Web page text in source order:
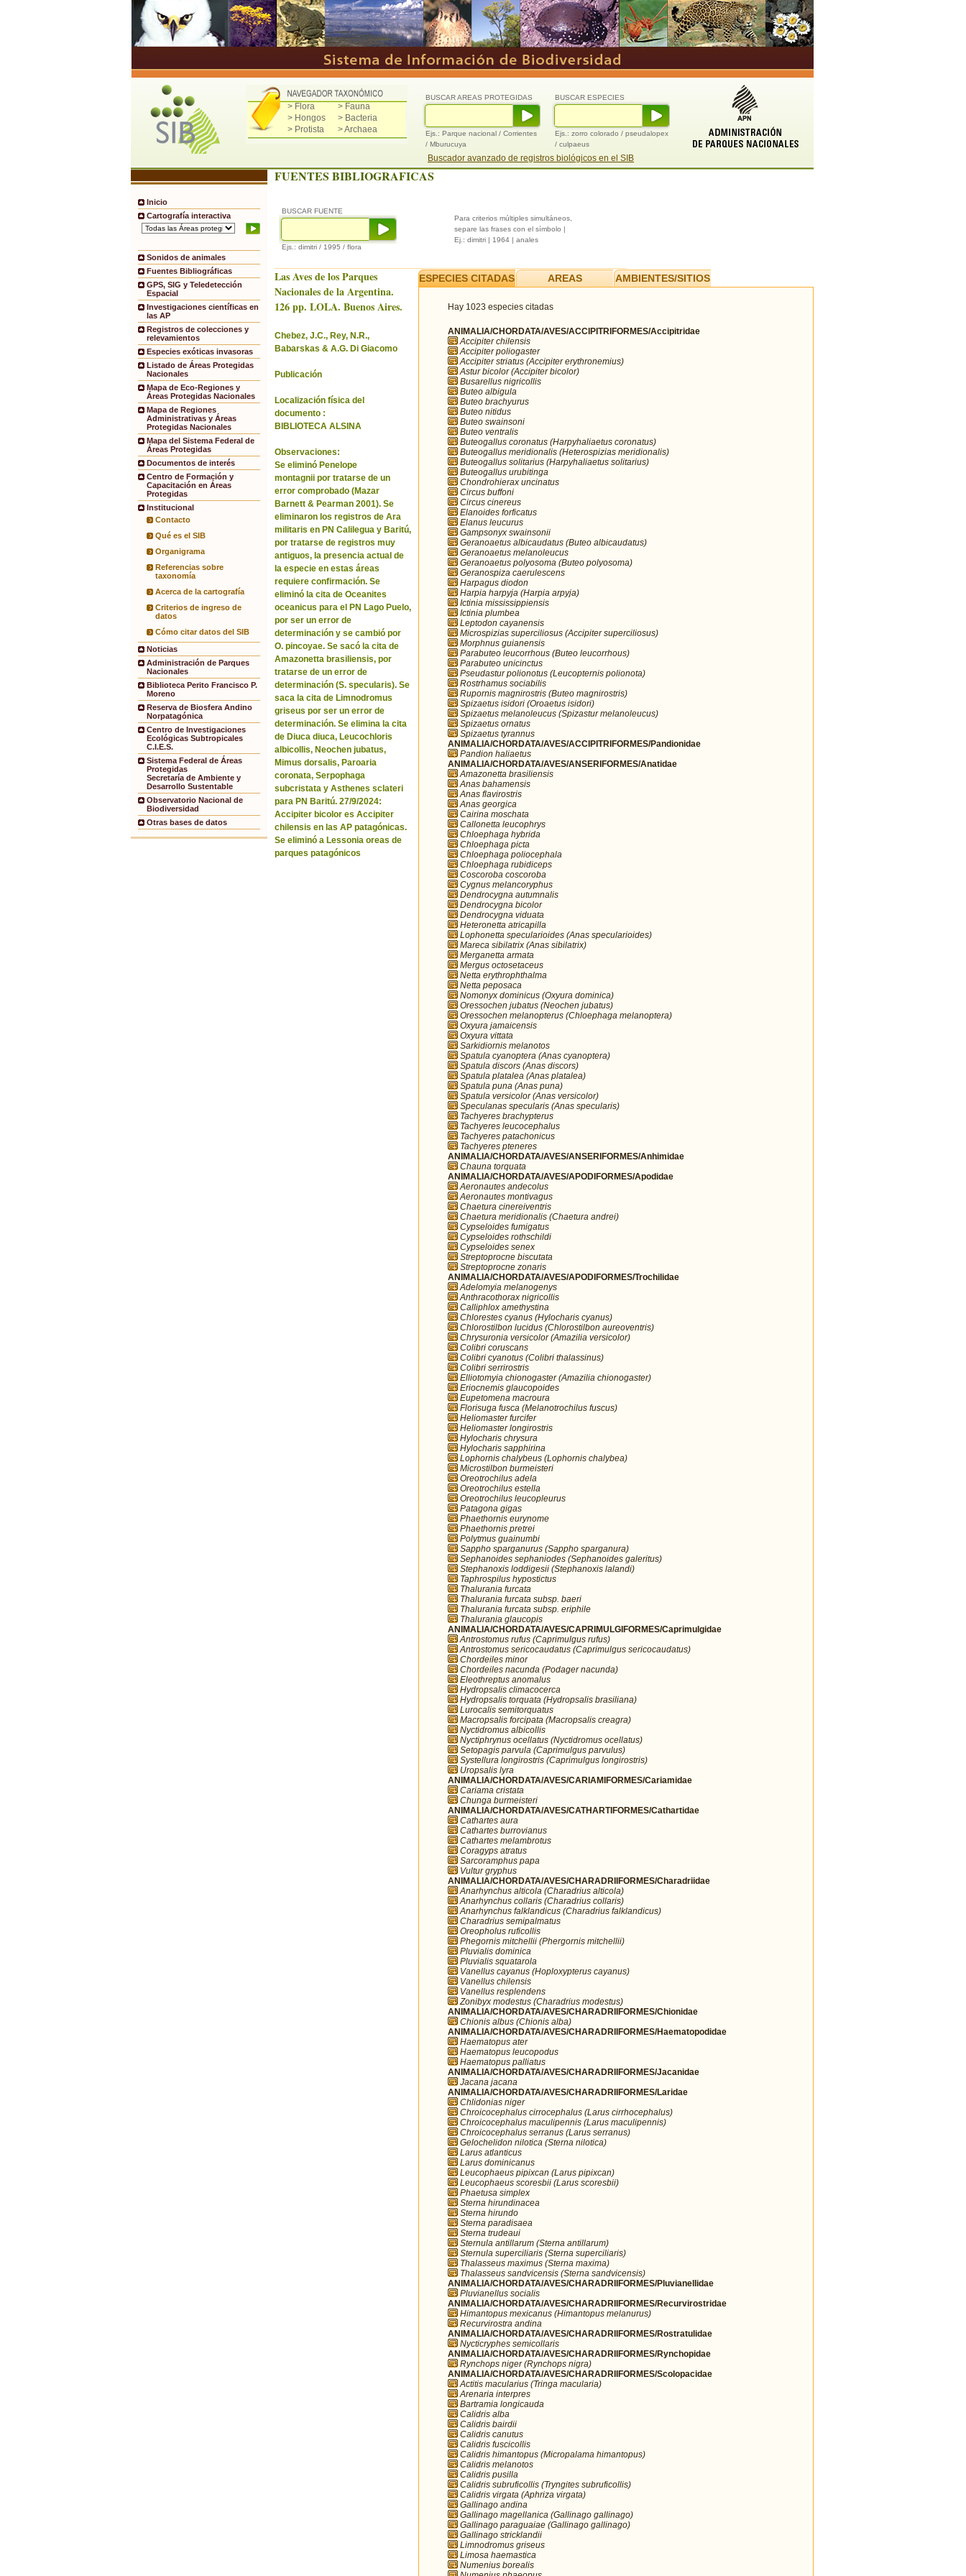
> Flora
> Fauna
> Hongos
> Bacteria
> Protista
> Archaea
BUSCAR ESPECIES
Ejs.: zorro colorado / pseudalopex
/ culpaeus
BUSCAR AREAS PROTEGIDAS
Ejs.: Parque nacional / Corrientes
/ Mburucuya
Buscador avanzado de registros biológicos en el SIB
Inicio
Cartografía interactiva
Sonidos de animales
Fuentes Bibliográficas
GPS, SIG y Teledetección
Espacial
Investigaciones científicas en
las AP
Registros de colecciones y
relevamientos
Especies exóticas invasoras
Listado de Áreas Protegidas
Nacionales
Mapa de Eco-Regiones y
Áreas Protegidas Nacionales
Mapa de Regiones
Administrativas y Áreas
Protegidas Nacionales
Mapa del Sistema Federal de
Áreas Protegidas
Documentos de interés
Centro de Formación y
Capacitación en Áreas
Protegidas
Institucional
Contacto
Qué es el SIB
Organigrama
Referencias sobre
taxonomía
Acerca de la cartografía
Criterios de ingreso de
datos
Cómo citar datos del SIB
Noticias
Administración de Parques
Nacionales
Biblioteca Perito Francisco P.
Moreno
Reserva de Biosfera Andino
Norpatagónica
Centro de Investigaciones
Ecológicas Subtropicales
C.I.E.S.
Sistema Federal de Áreas
Protegidas
Secretaría de Ambiente y
Desarrollo Sustentable
Observatorio Nacional de
Biodiversidad
Otras bases de datos
FUENTES BIBLIOGRAFICAS
BUSCAR FUENTE
Ejs.: dimitri / 1995 / flora
Para criterios múltiples simultáneos,
separe las frases con el símbolo |
Ej.: dimitri | 1964 | anales
Las Aves de los Parques
Nacionales de la Argentina.
126 pp. LOLA. Buenos Aires.
Chebez, J.C., Rey, N.R.,
Babarskas & A.G. Di Giacomo
Publicación
Localización física del
documento :
BIBLIOTECA ALSINA
Observaciones:
Se eliminó Penelope
montagnii por tratarse de un
error comprobado (Mazar
Barnett & Pearman 2001). Se
eliminaron los registros de Ara
militaris en PN Calilegua y Baritú,
por tratarse de registros muy
antiguos, la presencia actual de
la especie en estas áreas
requiere confirmación. Se
eliminó la cita de Oceanites
oceanicus para el PN Lago Puelo,
por ser un error de
determinación y se cambió por
O. pincoyae. Se sacó la cita de
Amazonetta brasiliensis, por
tratarse de un error de
determinación (S. specularis). Se
saca la cita de Limnodromus
griseus por ser un error de
determinación. Se elimina la cita
de Diuca diuca, Leucochloris
albicollis, Neochen jubatus,
Mimus dorsalis, Paroaria
coronata, Serpophaga
subcristata y Asthenes sclateri
para PN Baritú. 27/9/2024:
Accipiter bicolor es Accipiter
chilensis en las AP patagónicas.
Se eliminó a Lessonia oreas de
parques patagónicos
ESPECIES CITADAS AREAS AMBIENTES/SITIOS
Hay 1023 especies citadas
ANIMALIA/CHORDATA/AVES/ACCIPITRIFORMES/Accipitridae
Accipiter chilensis
Accipiter poliogaster
Accipiter striatus (Accipiter erythronemius)
Astur bicolor (Accipiter bicolor)
Busarellus nigricollis
Buteo albigula
Buteo brachyurus
Buteo nitidus
Buteo swainsoni
Buteo ventralis
Buteogallus coronatus (Harpyhaliaetus coronatus)
Buteogallus meridionalis (Heterospizias meridionalis)
Buteogallus solitarius (Harpyhaliaetus solitarius)
Buteogallus urubitinga
Chondrohierax uncinatus
Circus buffoni
Circus cinereus
Elanoides forficatus
Elanus leucurus
Gampsonyx swainsonii
Geranoaetus albicaudatus (Buteo albicaudatus)
Geranoaetus melanoleucus
Geranoaetus polyosoma (Buteo polyosoma)
Geranospiza caerulescens
Harpagus diodon
Harpia harpyja (Harpia arpyja)
Ictinia mississippiensis
Ictinia plumbea
Leptodon cayanensis
Microspizias superciliosus (Accipiter superciliosus)
Morphnus guianensis
Parabuteo leucorrhous (Buteo leucorrhous)
Parabuteo unicinctus
Pseudastur polionotus (Leucopternis polionota)
Rostrhamus sociabilis
Rupornis magnirostris (Buteo magnirostris)
Spizaetus isidori (Oroaetus isidori)
Spizaetus melanoleucus (Spizastur melanoleucus)
Spizaetus ornatus
Spizaetus tyrannus
ANIMALIA/CHORDATA/AVES/ACCIPITRIFORMES/Pandionidae
Pandion haliaetus
ANIMALIA/CHORDATA/AVES/ANSERIFORMES/Anatidae
Amazonetta brasiliensis
Anas bahamensis
Anas flavirostris
Anas georgica
Cairina moschata
Callonetta leucophrys
Chloephaga hybrida
Chloephaga picta
Chloephaga poliocephala
Chloephaga rubidiceps
Coscoroba coscoroba
Cygnus melancoryphus
Dendrocygna autumnalis
Dendrocygna bicolor
Dendrocygna viduata
Heteronetta atricapilla
Lophonetta specularioides (Anas specularioides)
Mareca sibilatrix (Anas sibilatrix)
Merganetta armata
Mergus octosetaceus
Netta erythrophthalma
Netta peposaca
Nomonyx dominicus (Oxyura dominica)
Oressochen jubatus (Neochen jubatus)
Oressochen melanopterus (Chloephaga melanoptera)
Oxyura jamaicensis
Oxyura vittata
Sarkidiornis melanotos
Spatula cyanoptera (Anas cyanoptera)
Spatula discors (Anas discors)
Spatula platalea (Anas platalea)
Spatula puna (Anas puna)
Spatula versicolor (Anas versicolor)
Speculanas specularis (Anas specularis)
Tachyeres brachypterus
Tachyeres leucocephalus
Tachyeres patachonicus
Tachyeres pteneres
ANIMALIA/CHORDATA/AVES/ANSERIFORMES/Anhimidae
Chauna torquata
ANIMALIA/CHORDATA/AVES/APODIFORMES/Apodidae
Aeronautes andecolus
Aeronautes montivagus
Chaetura cinereiventris
Chaetura meridionalis (Chaetura andrei)
Cypseloides fumigatus
Cypseloides rothschildi
Cypseloides senex
Streptoprocne biscutata
Streptoprocne zonaris
ANIMALIA/CHORDATA/AVES/APODIFORMES/Trochilidae
Adelomyia melanogenys
Anthracothorax nigricollis
Calliphlox amethystina
Chlorestes cyanus (Hylocharis cyanus)
Chlorostilbon lucidus (Chlorostilbon aureoventris)
Chrysuronia versicolor (Amazilia versicolor)
Colibri coruscans
Colibri cyanotus (Colibri thalassinus)
Colibri serrirostris
Elliotomyia chionogaster (Amazilia chionogaster)
Eriocnemis glaucopoides
Eupetomena macroura
Florisuga fusca (Melanotrochilus fuscus)
Heliomaster furcifer
Heliomaster longirostris
Hylocharis chrysura
Hylocharis sapphirina
Lophornis chalybeus (Lophornis chalybea)
Microstilbon burmeisteri
Oreotrochilus adela
Oreotrochilus estella
Oreotrochilus leucopleurus
Patagona gigas
Phaethornis eurynome
Phaethornis pretrei
Polytmus guainumbi
Sappho sparganurus (Sappho sparganura)
Sephanoides sephaniodes (Sephanoides galeritus)
Stephanoxis loddigesii (Stephanoxis lalandi)
Taphrospilus hypostictus
Thalurania furcata
Thalurania furcata subsp. baeri
Thalurania furcata subsp. eriphile
Thalurania glaucopis
ANIMALIA/CHORDATA/AVES/CAPRIMULGIFORMES/Caprimulgidae
Antrostomus rufus (Caprimulgus rufus)
Antrostomus sericocaudatus (Caprimulgus sericocaudatus)
Chordeiles minor
Chordeiles nacunda (Podager nacunda)
Eleothreptus anomalus
Hydropsalis climacocerca
Hydropsalis torquata (Hydropsalis brasiliana)
Lurocalis semitorquatus
Macropsalis forcipata (Macropsalis creagra)
Nyctidromus albicollis
Nyctiphrynus ocellatus (Nyctidromus ocellatus)
Setopagis parvula (Caprimulgus parvulus)
Systellura longirostris (Caprimulgus longirostris)
Uropsalis lyra
ANIMALIA/CHORDATA/AVES/CARIAMIFORMES/Cariamidae
Cariama cristata
Chunga burmeisteri
ANIMALIA/CHORDATA/AVES/CATHARTIFORMES/Cathartidae
Cathartes aura
Cathartes burrovianus
Cathartes melambrotus
Coragyps atratus
Sarcoramphus papa
Vultur gryphus
ANIMALIA/CHORDATA/AVES/CHARADRIIFORMES/Charadriidae
Anarhynchus alticola (Charadrius alticola)
Anarhynchus collaris (Charadrius collaris)
Anarhynchus falklandicus (Charadrius falklandicus)
Charadrius semipalmatus
Oreopholus ruficollis
Phegornis mitchellii (Phergornis mitchellii)
Pluvialis dominica
Pluvialis squatarola
Vanellus cayanus (Hoploxypterus cayanus)
Vanellus chilensis
Vanellus resplendens
Zonibyx modestus (Charadrius modestus)
ANIMALIA/CHORDATA/AVES/CHARADRIIFORMES/Chionidae
Chionis albus (Chionis alba)
ANIMALIA/CHORDATA/AVES/CHARADRIIFORMES/Haematopodidae
Haematopus ater
Haematopus leucopodus
Haematopus palliatus
ANIMALIA/CHORDATA/AVES/CHARADRIIFORMES/Jacanidae
Jacana jacana
ANIMALIA/CHORDATA/AVES/CHARADRIIFORMES/Laridae
Chlidonias niger
Chroicocephalus cirrocephalus (Larus cirrhocephalus)
Chroicocephalus maculipennis (Larus maculipennis)
Chroicocephalus serranus (Larus serranus)
Gelochelidon nilotica (Sterna nilotica)
Larus atlanticus
Larus dominicanus
Leucophaeus pipixcan (Larus pipixcan)
Leucophaeus scoresbii (Larus scoresbii)
Phaetusa simplex
Sterna hirundinacea
Sterna hirundo
Sterna paradisaea
Sterna trudeaui
Sternula antillarum (Sterna antillarum)
Sternula superciliaris (Sterna superciliaris)
Thalasseus maximus (Sterna maxima)
Thalasseus sandvicensis (Sterna sandvicensis)
ANIMALIA/CHORDATA/AVES/CHARADRIIFORMES/Pluvianellidae
Pluvianellus socialis
ANIMALIA/CHORDATA/AVES/CHARADRIIFORMES/Recurvirostridae
Himantopus mexicanus (Himantopus melanurus)
Recurvirostra andina
ANIMALIA/CHORDATA/AVES/CHARADRIIFORMES/Rostratulidae
Nycticryphes semicollaris
ANIMALIA/CHORDATA/AVES/CHARADRIIFORMES/Rynchopidae
Rynchops niger (Rynchops nigra)
ANIMALIA/CHORDATA/AVES/CHARADRIIFORMES/Scolopacidae
Actitis macularius (Tringa macularia)
Arenaria interpres
Bartramia longicauda
Calidris alba
Calidris bairdii
Calidris canutus
Calidris fuscicollis
Calidris himantopus (Micropalama himantopus)
Calidris melanotos
Calidris pusilla
Calidris subruficollis (Tryngites subruficollis)
Calidris virgata (Aphriza virgata)
Gallinago andina
Gallinago magellanica (Gallinago gallinago)
Gallinago paraguaiae (Gallinago gallinago)
Gallinago stricklandii
Limnodromus griseus
Limosa haemastica
Numenius borealis